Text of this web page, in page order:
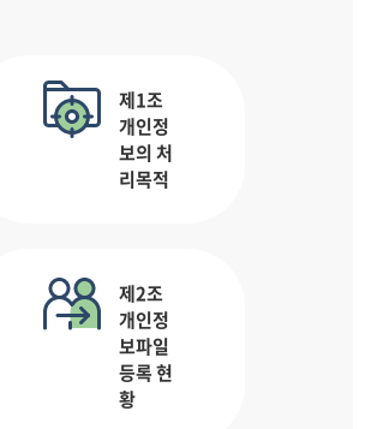
제1조
개인정
보의 처
리목적
제2조
개인정
보파일
등록 현
황